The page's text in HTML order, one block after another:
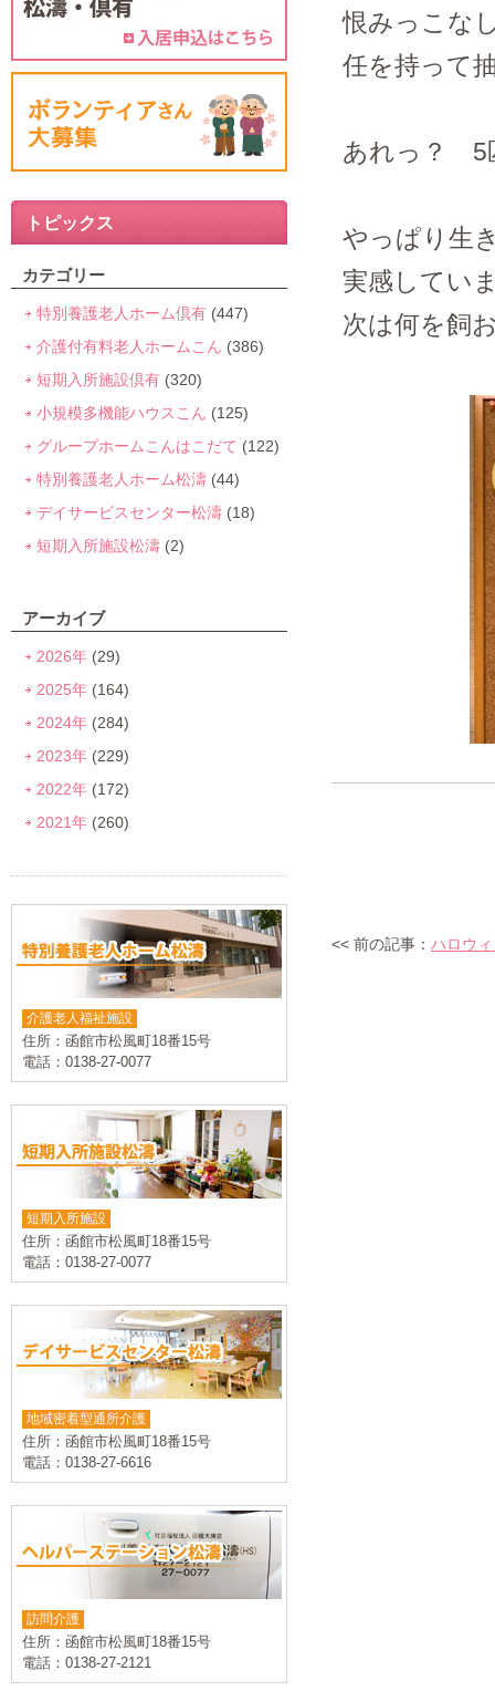
恨みっこな
任を持って
あれっ？
やっぱり生
実感してい
次は何を飼
<< 前の記事： ハロウ
トピックス
カテゴリー
特別養護老人ホーム倶有 (447)
介護付有料老人ホームこん (386)
短期入所施設倶有 (320)
小規模多機能ハウスこん (125)
グループホームこんはこだて (122)
特別養護老人ホーム松濤 (44)
デイサービスセンター松濤 (18)
短期入所施設松濤 (2)
アーカイブ
2026年 (29)
2025年 (164)
2024年 (284)
2023年 (229)
2022年 (172)
2021年 (260)
介護老人福祉施設
住所：函館市松風町18番15号
電話：0138-27-0077
短期入所施設
住所：函館市松風町18番15号
電話：0138-27-0077
地域密着型通所介護
住所：函館市松風町18番15号
電話：0138-27-6616
訪問介護
住所：函館市松風町18番15号
電話：0138-27-2121